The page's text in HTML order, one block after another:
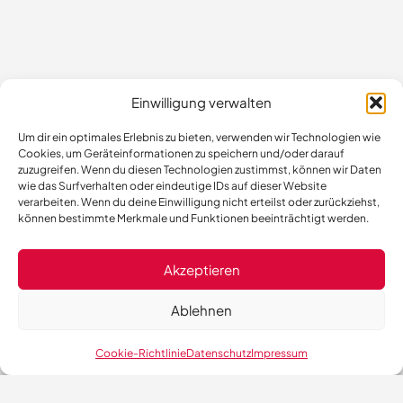
Einwilligung verwalten
Um dir ein optimales Erlebnis zu bieten, verwenden wir Technologien wie
Cookies, um Geräteinformationen zu speichern und/oder darauf
zuzugreifen. Wenn du diesen Technologien zustimmst, können wir Daten
wie das Surfverhalten oder eindeutige IDs auf dieser Website
verarbeiten. Wenn du deine Einwilligung nicht erteilst oder zurückziehst,
können bestimmte Merkmale und Funktionen beeinträchtigt werden.
Akzeptieren
Ablehnen
Cookie-RichtlinieDatenschutzImpressum